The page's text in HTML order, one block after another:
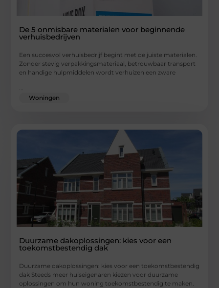
De 5 onmisbare materialen voor beginnende
verhuisbedrijven
Een succesvol verhuisbedrijf begint met de juiste materialen.
Zonder stevig verpakkingsmateriaal, betrouwbaar transport
en handige hulpmiddelen wordt verhuizen een zware
...
Woningen
Duurzame dakoplossingen: kies voor een
toekomstbestendig dak
Duurzame dakoplossingen: kies voor een toekomstbestendig
dak Steeds meer huiseigenaren kiezen voor duurzame
oplossingen om hun woning toekomstbestendig te maken.